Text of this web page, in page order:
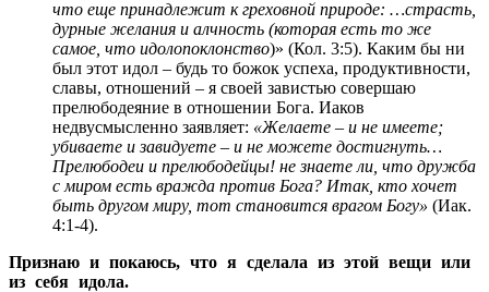
что еще принадлежит к греховной природе: …страсть,
дурные желания и алчность (которая есть то же
самое, что идолопоклонство)» (Кол. 3:5). Каким бы ни
был этот идол – будь то божок успеха, продуктивности,
славы, отношений – я своей завистью совершаю
прелюбодеяние в отношении Бога. Иаков
недвусмысленно заявляет: «Желаете – и не имеете;
убиваете и завидуете – и не можете достигнуть…
Прелюбодеи и прелюбодейцы! не знаете ли, что дружба
с миром есть вражда против Бога? Итак, кто хочет
быть другом миру, тот становится врагом Богу» (Иак.
4:1-4).
Признаю и покаюсь, что я сделала из этой вещи или
из себя идола.